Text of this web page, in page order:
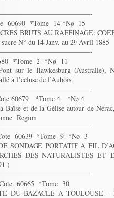
60690 *Tome 14 *Nø 15
BRUTS AU RAFFINAGE:
N° du 14 Janv. au 29 Avril 1885
*Tome 2 *Nø 11
sur le Hawkesburg (Australie),
à l’écluse de l’Aubois
60679 *Tome 4 *Nø 4
Baïse et de la Gélise autour de
Region
60639 *Tome 9 *Nø 3
SONDAGE PORTATIF A FIL
DES NATURALISTES ET
)
60665 *Tome 30
DU BAZACLE A TOULOUSE